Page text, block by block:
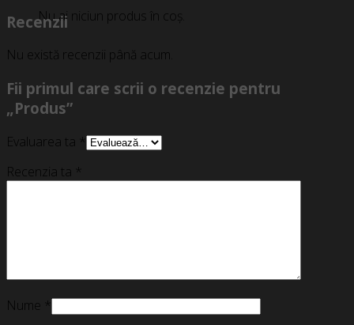
Nu ai niciun produs în coș.
Recenzii
Nu există recenzii până acum.
Fii primul care scrii o recenzie pentru
„Produs”
Evaluarea ta *
Recenzia ta *
Nume *